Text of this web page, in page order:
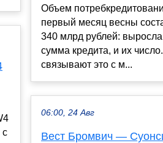
с
Объем
первый месяц весны
340 млрд рублей:
сумма кредита, и их
связывают это с м...
06:00, 24 Авг
Вест Бромвич —